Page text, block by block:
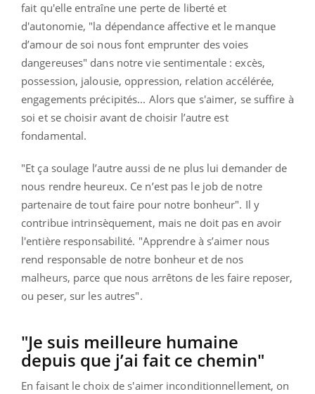
fait qu'elle entraîne une perte de liberté et
d'autonomie, "la dépendance affective et le manque
d’amour de soi nous font emprunter des voies
dangereuses" dans notre vie sentimentale : excès,
possession, jalousie, oppression, relation accélérée,
engagements précipités... Alors que s'aimer, se suffire à
soi et se choisir avant de choisir l’autre est
fondamental.
"Et ça soulage l’autre aussi de ne plus lui demander de
nous rendre heureux. Ce n’est pas le job de notre
partenaire de tout faire pour notre bonheur". Il y
contribue intrinsèquement, mais ne doit pas en avoir
l'entière responsabilité. "Apprendre à s’aimer nous
rend responsable de notre bonheur et de nos
malheurs, parce que nous arrêtons de les faire reposer,
ou peser, sur les autres".
"Je suis meilleure humaine
depuis que j’ai fait ce chemin"
En faisant le choix de s'aimer inconditionnellement, on